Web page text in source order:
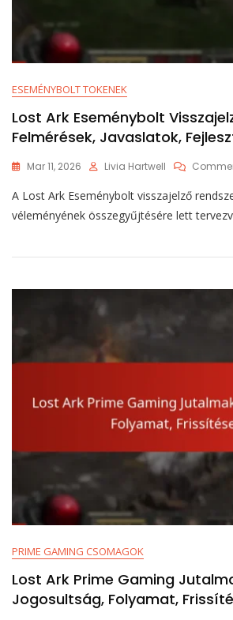
ESEMÉNYBOLT TOKENEK
Lost Ark Eseménybolt
Felmérések, Javaslatok,
Mar 11, 2026 Livia Hartwell
A Lost Ark Eseménybolt visszajelző
véleményének összegyűjtésére lett
PRIME GAMING CSOMAGOK
Lost Ark Prime Gaming
Jogosultság, Folyamat,